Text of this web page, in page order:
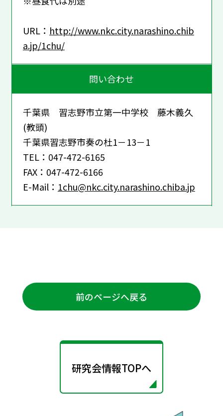
URL： http://www.nkc.city.narashino.chib
a.jp/1chu/
問い合わせ
千葉県 習志野市立第一中学校 藤木義久
(教頭)
千葉県習志野市奏の杜1－13－1
TEL：047-472-6165
FAX：047-472-6166
E-Mail： 1chu@nkc.city.narashino.chiba.jp
前のページへ戻る
研究会情報TOPへ